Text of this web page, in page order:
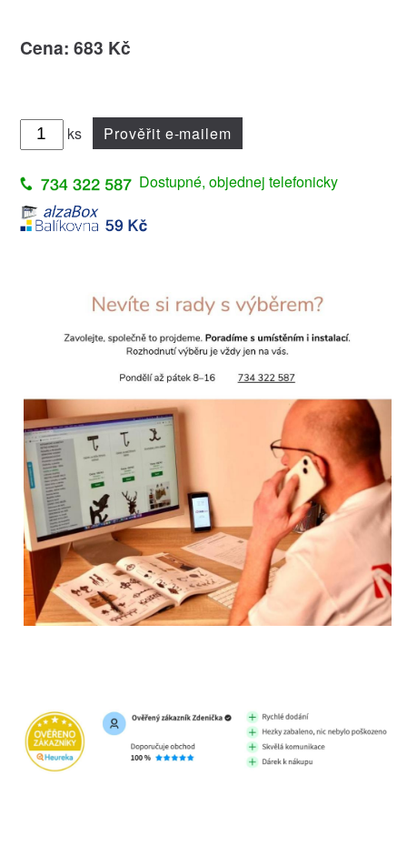
Cena: 683 Kč
ks Prověřit e-mailem
Dostupné, objednej telefonicky